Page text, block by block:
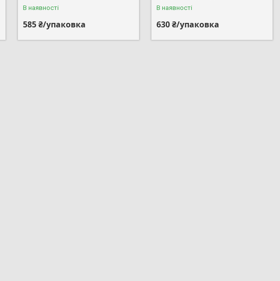
В наявності
585 ₴/упаковка
В наявності
630 ₴/упаковка